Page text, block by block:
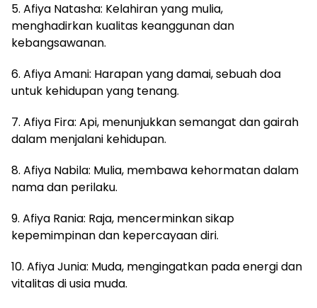
5. Afiya Natasha: Kelahiran yang mulia,
menghadirkan kualitas keanggunan dan
kebangsawanan.
6. Afiya Amani: Harapan yang damai, sebuah doa
untuk kehidupan yang tenang.
7. Afiya Fira: Api, menunjukkan semangat dan gairah
dalam menjalani kehidupan.
8. Afiya Nabila: Mulia, membawa kehormatan dalam
nama dan perilaku.
9. Afiya Rania: Raja, mencerminkan sikap
kepemimpinan dan kepercayaan diri.
10. Afiya Junia: Muda, mengingatkan pada energi dan
vitalitas di usia muda.